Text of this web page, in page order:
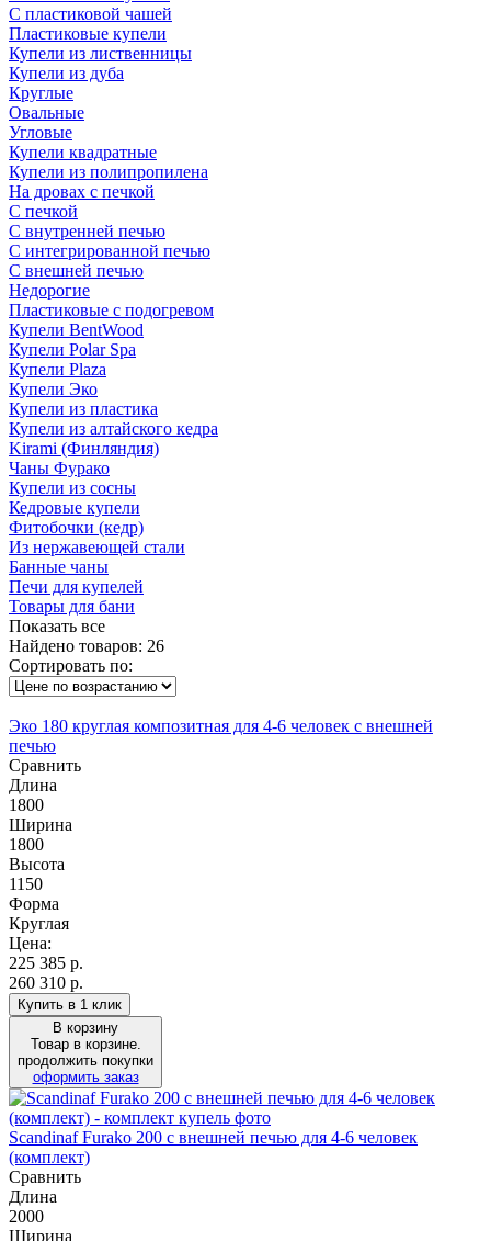
С пластиковой чашей
Пластиковые купели
Купели из лиственницы
Купели из дуба
Круглые
Овальные
Угловые
Купели квадратные
Купели из полипропилена
На дровах с печкой
С печкой
С внутренней печью
С интегрированной печью
С внешней печью
Недорогие
Пластиковые с подогревом
Купели BentWood
Купели Polar Spa
Купели Plaza
Купели Эко
Купели из пластика
Купели из алтайского кедра
Kirami (Финляндия)
Чаны Фурако
Купели из сосны
Кедровые купели
Фитобочки (кедр)
Из нержавеющей стали
Банные чаны
Печи для купелей
Товары для бани
Показать все
Найдено товаров: 26
Сортировать по:
Эко 180 круглая композитная для 4-6 человек с внешней
печью
Сравнить
Длина
1800
Ширина
1800
Высота
1150
Форма
Круглая
Цена:
225 385 р.
260 310 р.
Купить в 1 клик
В корзину
Товар в корзине.
продолжить покупки
оформить заказ
Scandinaf Furako 200 с внешней печью для 4-6 человек
(комплект)
Сравнить
Длина
2000
Ширина